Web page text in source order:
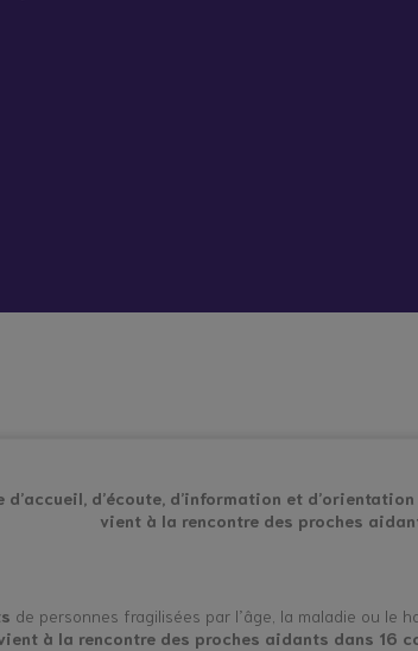
et social
d’accueil, d’écoute, d’information et
vient à la rencontre des proches
de personnes fragilisées par l’âge, la maladie ou le
à la rencontre des proches aidants dans 16